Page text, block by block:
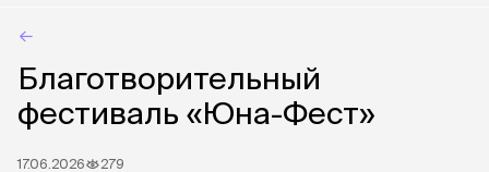
Благотворительный
фестиваль «Юна-Фест»
17.06.2026 279